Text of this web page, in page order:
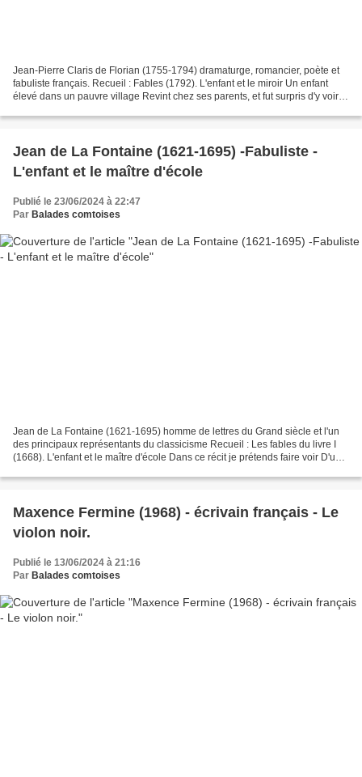
Jean-Pierre Claris de Florian (1755-1794) dramaturge, romancier, poète et
fabuliste français. Recueil : Fables (1792). L'enfant et le miroir Un enfant
élevé dans un pauvre village Revint chez ses parents, et fut surpris d'y voir
Jean de La Fontaine (1621-1695) -Fabuliste -
L'enfant et le maître d'école
Publié le 23/06/2024 à 22:47
Par Balades comtoises
Jean de La Fontaine (1621-1695) homme de lettres du Grand siècle et l'un
des principaux représentants du classicisme Recueil : Les fables du livre I
(1668). L'enfant et le maître d'école Dans ce récit je prétends faire voir D'un
Maxence Fermine (1968) - écrivain français - Le
violon noir.
Publié le 13/06/2024 à 21:16
Par Balades comtoises